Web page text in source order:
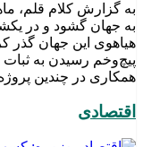
هیاهوی این جهان گذر
پیچ‌وخم رسیدن به
همکاری در چندین
اقتصادی